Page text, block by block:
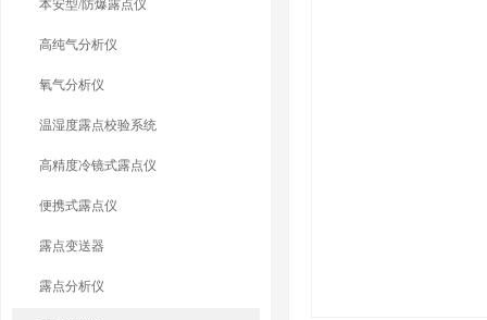
本安型/防爆露点仪
高纯气分析仪
氧气分析仪
温湿度露点校验系统
高精度冷镜式露点仪
便携式露点仪
露点变送器
露点分析仪